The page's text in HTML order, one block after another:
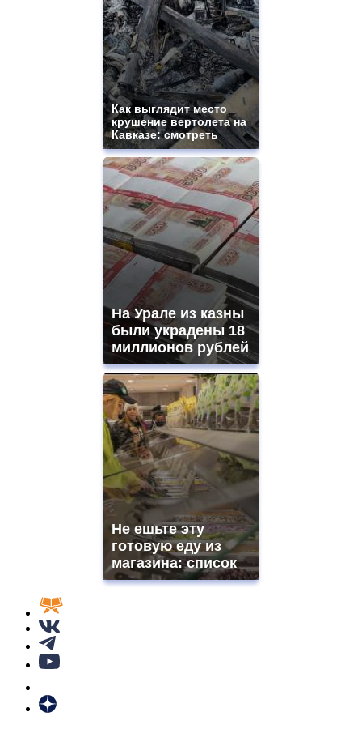
Как выглядит место
крушение вертолета на
Кавказе: смотреть
На Урале из казны
были украдены 18
миллионов рублей
Не ешьте эту
готовую еду из
магазина: список